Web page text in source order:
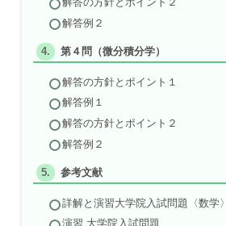
解答の方針とポイント２
解答例２
第４問（微分積分学）
解答の方針とポイント１
解答例１
解答の方針とポイント２
解答例２
参考文献
詳解と演習大学院入試問題〈数学〉